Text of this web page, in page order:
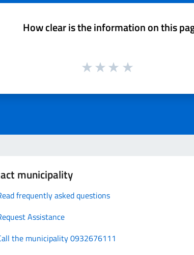
How clear is the information on this
municipality
frequently asked questions
Assistance
the municipality 0932676111